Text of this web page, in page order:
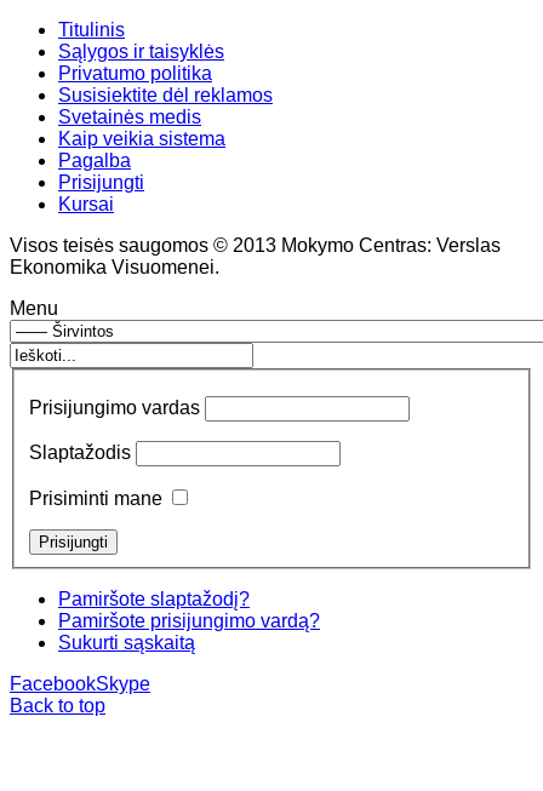
Titulinis
Sąlygos ir taisyklės
Privatumo politika
Susisiektite dėl reklamos
Svetainės medis
Kaip veikia sistema
Pagalba
Prisijungti
Kursai
Visos teisės saugomos © 2013 Mokymo Centras: Verslas
Ekonomika Visuomenei.
Menu
Prisijungimo vardas
Slaptažodis
Prisiminti mane
Pamiršote slaptažodį?
Pamiršote prisijungimo vardą?
Sukurti sąskaitą
FacebookSkype
Back to top